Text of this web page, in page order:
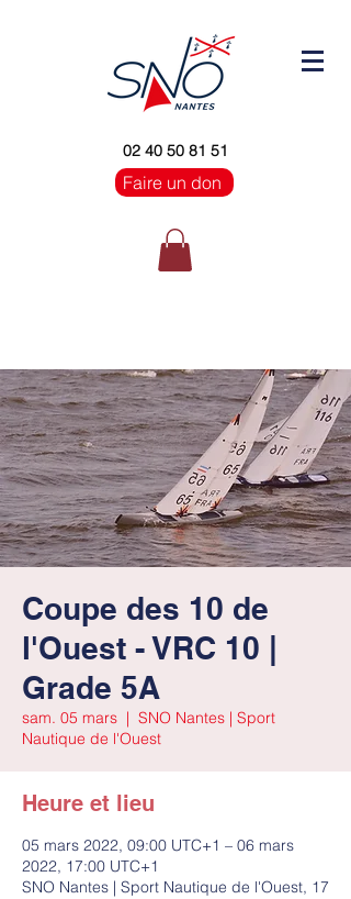
02 40 50 81 51
Faire un don
Coupe des 10 de
l'Ouest - VRC 10 |
Grade 5A
sam. 05 mars
  |
SNO Nantes | Sport
Nautique de l'Ouest
Heure et lieu
05 mars 2022, 09:00 UTC+1 – 06 mars
2022, 17:00 UTC+1
SNO Nantes | Sport Nautique de l'Ouest, 17